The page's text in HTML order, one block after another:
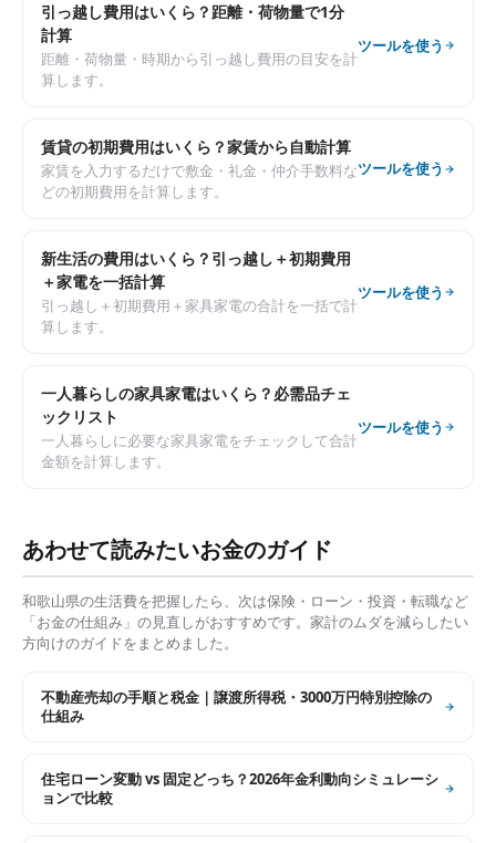
引っ越し費用はいくら？距離・荷物量で1分
計算
距離・荷物量・時期から引っ越し費用の目安を計
算します。
ツールを使う
賃貸の初期費用はいくら？家賃から自動計算
家賃を入力するだけで敷金・礼金・仲介手数料な
どの初期費用を計算します。
ツールを使う
新生活の費用はいくら？引っ越し＋初期費用
＋家電を一括計算
引っ越し＋初期費用＋家具家電の合計を一括で計
算します。
ツールを使う
一人暮らしの家具家電はいくら？必需品チェ
ックリスト
一人暮らしに必要な家具家電をチェックして合計
金額を計算します。
ツールを使う
あわせて読みたいお金のガイド
和歌山県の生活費を把握したら、次は保険・ローン・投資・転職など
「お金の仕組み」の見直しがおすすめです。家計のムダを減らしたい
方向けのガイドをまとめました。
不動産売却の手順と税金｜譲渡所得税・3000万円特別控除の
仕組み
住宅ローン変動 vs 固定どっち？2026年金利動向シミュレーシ
ョンで比較